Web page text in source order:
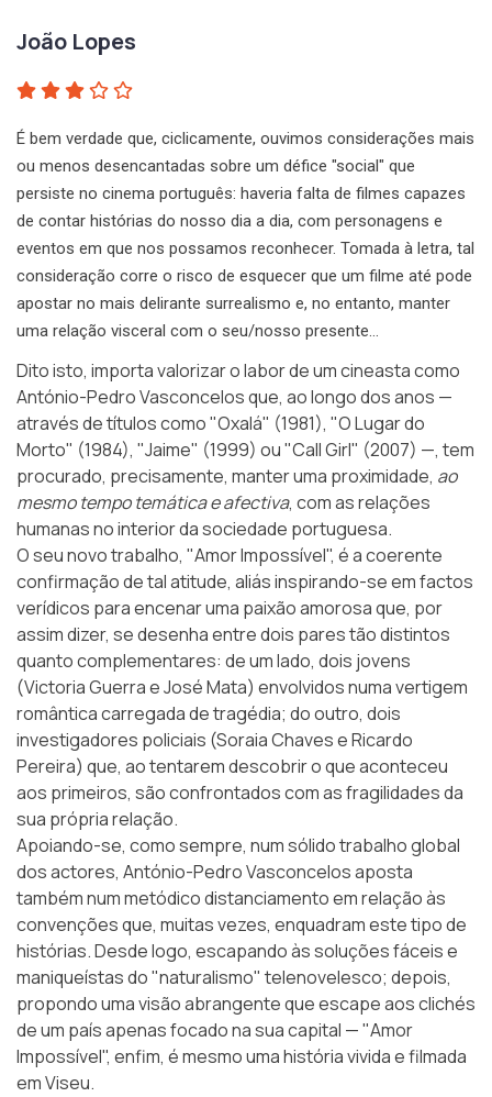
João Lopes
É bem verdade que, ciclicamente, ouvimos considerações mais
ou menos desencantadas sobre um défice "social" que
persiste no cinema português: haveria falta de filmes capazes
de contar histórias do nosso dia a dia, com personagens e
eventos em que nos possamos reconhecer. Tomada à letra, tal
consideração corre o risco de esquecer que um filme até pode
apostar no mais delirante surrealismo e, no entanto, manter
uma relação visceral com o seu/nosso presente…
Dito isto, importa valorizar o labor de um cineasta como
António-Pedro Vasconcelos que, ao longo dos anos —
através de títulos como "Oxalá" (1981), "O Lugar do
Morto" (1984), "Jaime" (1999) ou "Call Girl" (2007) —, tem
procurado, precisamente, manter uma proximidade, ao
mesmo tempo temática e afectiva, com as relações
humanas no interior da sociedade portuguesa.
O seu novo trabalho, "Amor Impossível", é a coerente
confirmação de tal atitude, aliás inspirando-se em factos
verídicos para encenar uma paixão amorosa que, por
assim dizer, se desenha entre dois pares tão distintos
quanto complementares: de um lado, dois jovens
(Victoria Guerra e José Mata) envolvidos numa vertigem
romântica carregada de tragédia; do outro, dois
investigadores policiais (Soraia Chaves e Ricardo
Pereira) que, ao tentarem descobrir o que aconteceu
aos primeiros, são confrontados com as fragilidades da
sua própria relação.
Apoiando-se, como sempre, num sólido trabalho global
dos actores, António-Pedro Vasconcelos aposta
também num metódico distanciamento em relação às
convenções que, muitas vezes, enquadram este tipo de
histórias. Desde logo, escapando às soluções fáceis e
maniqueístas do "naturalismo" telenovelesco; depois,
propondo uma visão abrangente que escape aos clichés
de um país apenas focado na sua capital — "Amor
Impossível", enfim, é mesmo uma história vivida e filmada
em Viseu.